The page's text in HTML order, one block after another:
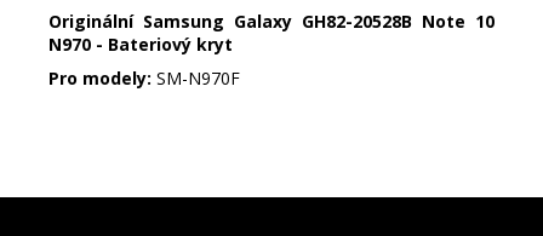
Originální Samsung Galaxy GH82-20528B Note 10
N970 - Bateriový kryt
Pro modely: SM-N970F